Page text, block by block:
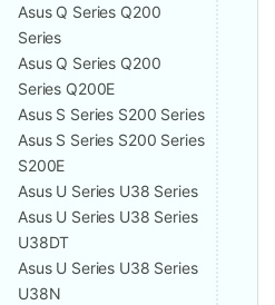
Asus Q Series Q200
Series
Asus Q Series Q200
Series Q200E
Asus S Series S200 Series
Asus S Series S200 Series
S200E
Asus U Series U38 Series
Asus U Series U38 Series
U38DT
Asus U Series U38 Series
U38N